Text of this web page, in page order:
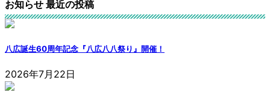
お知らせ 最近の投稿
八広誕生60周年記念『八広八八祭り』開催！
2026年7月22日